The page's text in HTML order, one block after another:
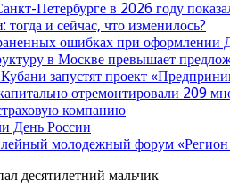
Петербурге в 2026 году
и сейчас, что изменилось?
ошибках при оформлении
в Москве превышает
запустят проект
отремонтировали 209
компанию
День России
молодежный форум
десятилетний мальчик